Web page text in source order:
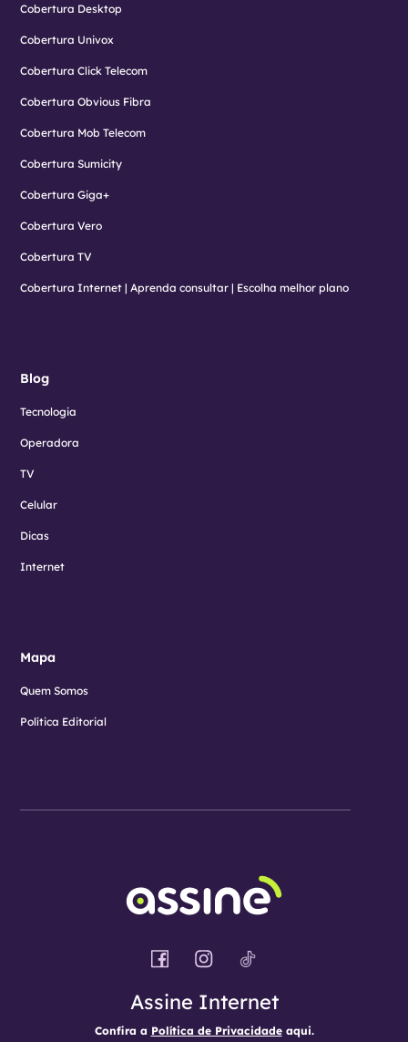
Cobertura Desktop
Cobertura Univox
Cobertura Click Telecom
Cobertura Obvious Fibra
Cobertura Mob Telecom
Cobertura Sumicity
Cobertura Giga+
Cobertura Vero
Cobertura TV
Cobertura Internet | Aprenda consultar | Escolha melhor plano
Blog
Tecnologia
Operadora
TV
Celular
Dicas
Internet
Mapa
Quem Somos
Política Editorial
Assine Internet
Confira a Política de Privacidadeaqui.